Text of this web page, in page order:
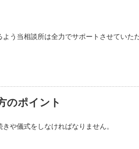
う当相談所は全力でサポートさせていた
のポイント
や儀式をしなければなりません。